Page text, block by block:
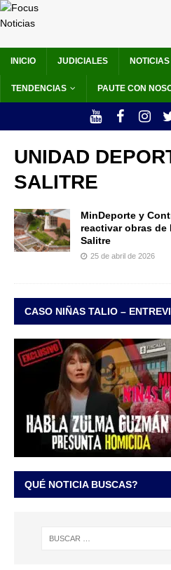
INICIO JUDICIALES NOTICIAS
TENDENCIAS PAUTE CON
UNIDAD
SALITRE
MinDeporte y
reactivar obras de
Salitre
25 de abril de 2026
CASO NIÑAS TALIO –
QUÉ NOTICIA BUSCAS?